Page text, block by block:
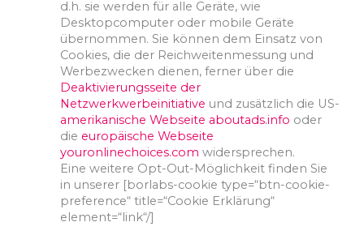
d.h. sie werden für alle Geräte, wie
Desktopcomputer oder mobile Geräte
übernommen. Sie können dem Einsatz von
Cookies, die der Reichweitenmessung und
Werbezwecken dienen, ferner über die
Deaktivierungsseite der
Netzwerkwerbeinitiative und zusätzlich die US-
amerikanische Webseite aboutads.info oder
die europäische Webseite
youronlinechoices.com widersprechen.
Eine weitere Opt-Out-Möglichkeit finden Sie
in unserer [borlabs-cookie type=“btn-cookie-
preference“ title=“Cookie Erklärung“
element=“link“/]